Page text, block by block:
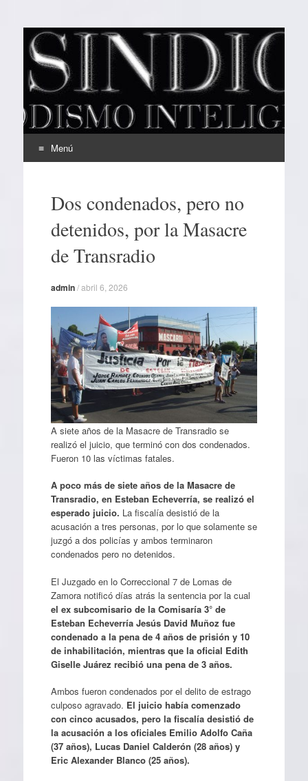
EL SINDICAL
Periodismo Inteligente
Menú
contenidoDos condenados, pero no
detenidos, por la Masacre
de Transradio
admin/abril 6, 2026
A siete años de la Masacre de Transradio se
realizó el juicio, que terminó con dos condenados.
Fueron 10 las víctimas fatales.
A poco más de siete años de la Masacre de
Transradio, en Esteban Echeverría, se realizó el
esperado juicio. La fiscalía desistió de la
acusación a tres personas, por lo que solamente se
juzgó a dos policías y ambos terminaron
condenados pero no detenidos.
El Juzgado en lo Correccional 7 de Lomas de
Zamora notificó días atrás la sentencia por la cual
el ex subcomisario de la Comisaría 3° de
Esteban Echeverría Jesús David Muñoz fue
condenado a la pena de 4 años de prisión y 10
de inhabilitación, mientras que la oficial Edith
Giselle Juárez recibió una pena de 3 años.
Ambos fueron condenados por el delito de estrago
culposo agravado. El juicio había comenzado
con cinco acusados, pero la fiscalía desistió de
la acusación a los oficiales Emilio Adolfo Caña
(37 años), Lucas Daniel Calderón (28 años) y
Eric Alexander Blanco (25 años).